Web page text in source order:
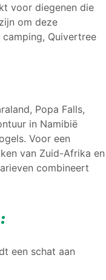
voor diegenen die
om deze
Quivertree
Popa Falls,
in Namibië
Voor een
van Zuid-Afrika en
combineert
een schat aan